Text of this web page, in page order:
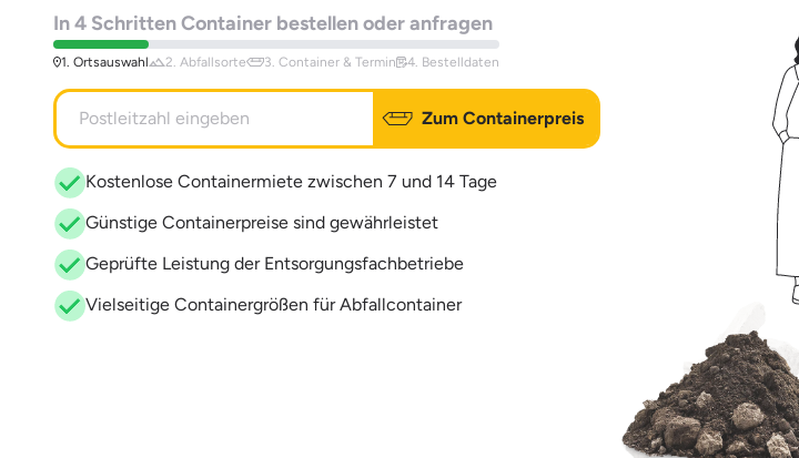
In 4 Schritten Container bestellen oder anfragen
1. Ortsauswahl 2. Abfallsorte 3. Container & Termin 4. Bestelldaten
Zum Containerpreis
Kostenlose Containermiete zwischen 7 und 14 Tage
Günstige Containerpreise sind gewährleistet
Geprüfte Leistung der Entsorgungsfachbetriebe
Vielseitige Containergrößen für Abfallcontainer